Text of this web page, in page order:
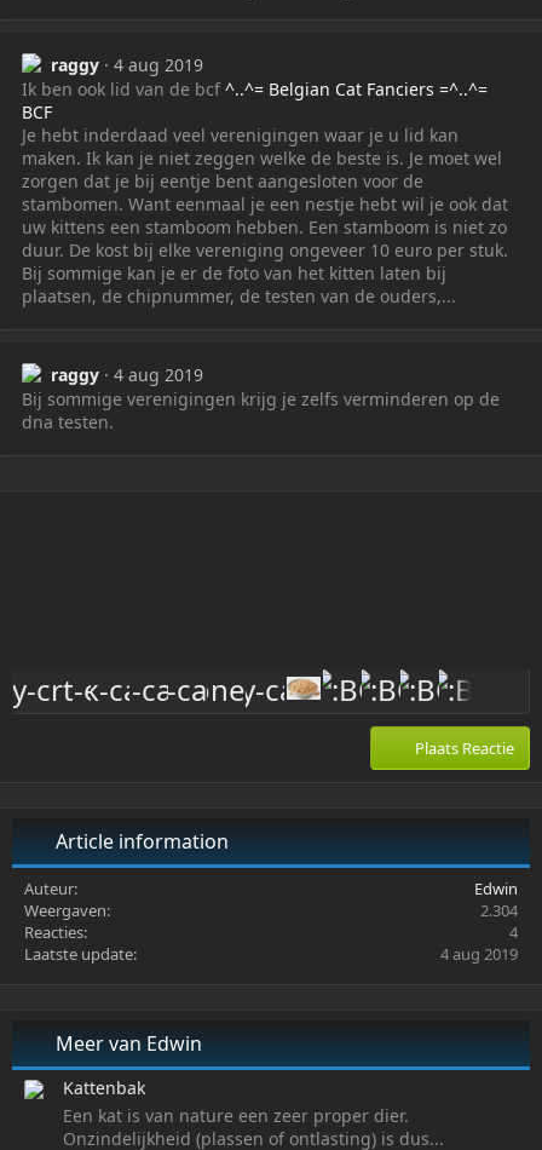
raggy
4 aug 2019
Ik ben ook lid van de bcf^..^= Belgian Cat Fanciers =^..^=
BCF
Je hebt inderdaad veel verenigingen waar je u lid kan
maken. Ik kan je niet zeggen welke de beste is. Je moet wel
zorgen dat je bij eentje bent aangesloten voor de
stambomen. Want eenmaal je een nestje hebt wil je ook dat
uw kittens een stamboom hebben. Een stamboom is niet zo
duur. De kost bij elke vereniging ongeveer 10 euro per stuk.
Bij sommige kan je er de foto van het kitten laten bij
plaatsen, de chipnummer, de testen van de ouders,...
raggy
4 aug 2019
Bij sommige verenigingen krijg je zelfs verminderen op de
dna testen.
Plaats Reactie
Article information
Auteur
Edwin
Weergaven
2.304
Reacties
4
Laatste update
4 aug 2019
Meer van Edwin
Kattenbak
Een kat is van nature een zeer proper dier.
Onzindelijkheid (plassen of ontlasting) is dus...